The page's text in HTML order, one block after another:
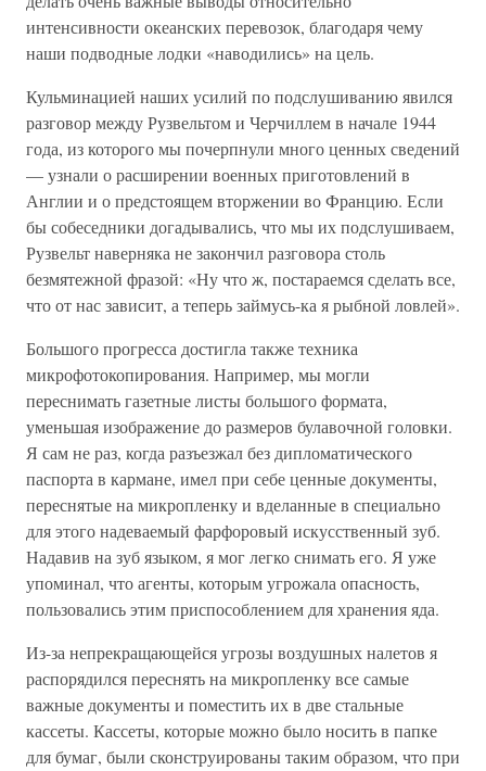
интенсивности океанских перевозок, благодаря чему
наши подводные лодки «наводились» на цель.
Кульминацией наших усилий по подслушиванию явился
разговор между Рузвельтом и Черчиллем в начале 1944
года, из которого мы почерпнули много ценных сведений
— узнали о расширении военных приготовлений в
Англии и о предстоящем вторжении во Францию. Если
бы собеседники догадывались, что мы их подслушиваем,
Рузвельт наверняка не закончил разговора столь
безмятежной фразой: «Ну что ж, постараемся сделать все,
что от нас зависит, а теперь займусь-ка я рыбной ловлей».
Большого прогресса достигла также техника
микрофотокопирования. Например, мы могли
переснимать газетные листы большого формата,
уменьшая изображение до размеров булавочной головки.
Я сам не раз, когда разъезжал без дипломатического
паспорта в кармане, имел при себе ценные документы,
переснятые на микропленку и вделанные в специально
для этого надеваемый фарфоровый искусственный зуб.
Надавив на зуб языком, я мог легко снимать его. Я уже
упоминал, что агенты, которым угрожала опасность,
пользовались этим приспособлением для хранения яда.
Из-за непрекращающейся угрозы воздушных налетов я
распорядился переснять на микропленку все самые
важные документы и поместить их в две стальные
кассеты. Кассеты, которые можно было носить в папке
для бумаг, были сконструированы таким образом, что при